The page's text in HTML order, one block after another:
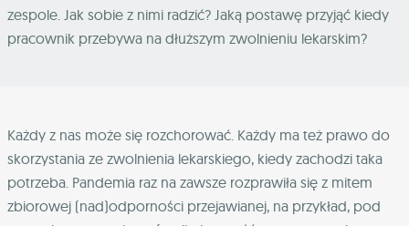
zespole. Jak sobie z nimi radzić? Jaką postawę przyjąć kiedy
pracownik przebywa na dłuższym zwolnieniu lekarskim?
Każdy z nas może się rozchorować. Każdy ma też prawo do
skorzystania ze zwolnienia lekarskiego, kiedy zachodzi taka
potrzeba. Pandemia raz na zawsze rozprawiła się z mitem
zbiorowej (nad)odporności przejawianej, na przykład, pod